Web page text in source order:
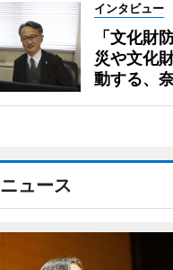
インタビュー
「文化財
災や文化
動する、
ュース